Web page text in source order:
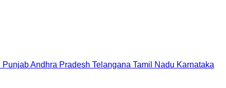
PunjabAndhra Pradesh Telangana Tamil Nadu Karnataka